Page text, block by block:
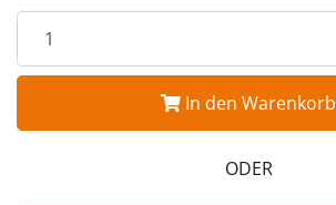
In den Warenkorb
ODER